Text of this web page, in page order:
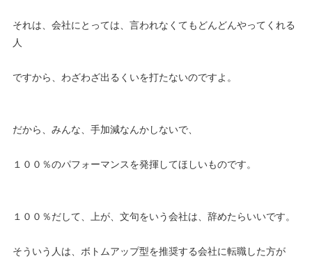
それは、会社にとっては、言われなくてもどんどんやってくれる
人
ですから、わざわざ出るくいを打たないのですよ。
だから、みんな、手加減なんかしないで、
１００％のパフォーマンスを発揮してほしいものです。
１００％だして、上が、文句をいう会社は、辞めたらいいです。
そういう人は、ボトムアップ型を推奨する会社に転職した方が